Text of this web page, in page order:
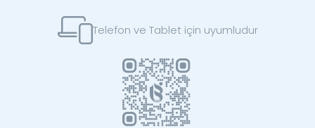
Telefon ve Tablet için uyumludur